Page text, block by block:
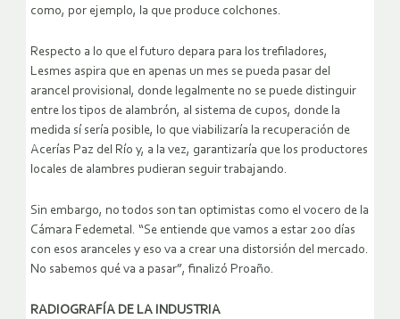
como, por ejemplo, la que produce colchones.
Respecto a lo que el futuro depara para los trefiladores,
Lesmes aspira que en apenas un mes se pueda pasar del
arancel provisional, donde legalmente no se puede distinguir
entre los tipos de alambrón, al sistema de cupos, donde la
medida sí sería posible, lo que viabilizaría la recuperación de
Acerías Paz del Río y, a la vez, garantizaría que los productores
locales de alambres pudieran seguir trabajando.
Sin embargo, no todos son tan optimistas como el vocero de la
Cámara Fedemetal. “Se entiende que vamos a estar 200 días
con esos aranceles y eso va a crear una distorsión del mercado.
No sabemos qué va a pasar”, finalizó Proaño.
RADIOGRAFÍA DE LA INDUSTRIA